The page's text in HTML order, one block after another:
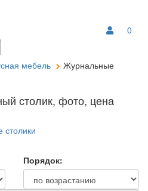
0
мебель
Журнальные
столик, фото, цена
Порядок: